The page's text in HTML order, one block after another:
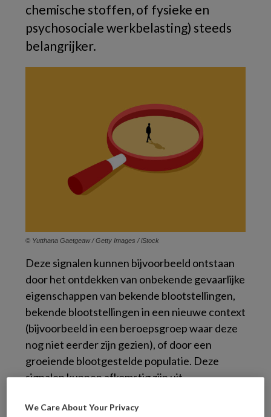
chemische stoffen, of fysieke en
psychosociale werkbelasting) steeds
belangrijker.
© Yutthana Gaetgeaw / Getty Images / iStock
Deze signalen kunnen bijvoorbeeld ontstaan
door het ontdekken van onbekende gevaarlijke
eigenschappen van bekende blootstellingen,
bekende blootstellingen in een nieuwe context
(bijvoorbeeld in een beroepsgroep waar deze
nog niet eerder zijn gezien), of door een
groeiende blootgestelde populatie. Deze
signalen kunnen afkomstig zijn uit
werkplekonderzoek, toxicologische studies,
We Care About Your Privacy